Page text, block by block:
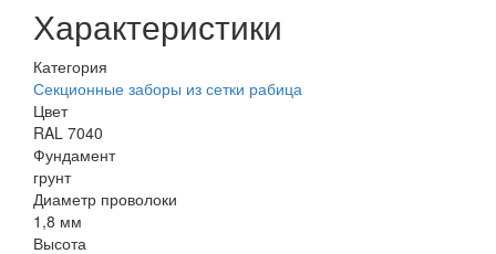
Характеристики
Категория
Секционные заборы из сетки рабица
Цвет
RAL 7040
Фундамент
грунт
Диаметр проволоки
1,8 мм
Высота